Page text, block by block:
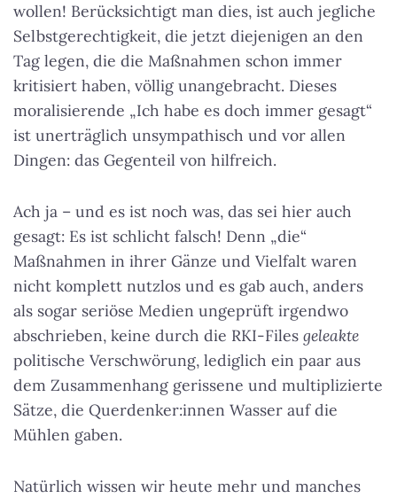
wollen! Berücksichtigt man dies, ist auch jegliche
Selbstgerechtigkeit, die jetzt diejenigen an den
Tag legen, die die Maßnahmen schon immer
kritisiert haben, völlig unangebracht. Dieses
moralisierende „Ich habe es doch immer gesagt“
ist unerträglich unsympathisch und vor allen
Dingen: das Gegenteil von hilfreich.
Ach ja – und es ist noch was, das sei hier auch
gesagt: Es ist schlicht falsch! Denn „die“
Maßnahmen in ihrer Gänze und Vielfalt waren
nicht komplett nutzlos und es gab auch, anders
als sogar seriöse Medien ungeprüft irgendwo
abschrieben, keine durch die RKI-Files geleakte
politische Verschwörung, lediglich ein paar aus
dem Zusammenhang gerissene und multiplizierte
Sätze, die Querdenker:innen Wasser auf die
Mühlen gaben.
Natürlich wissen wir heute mehr und manches